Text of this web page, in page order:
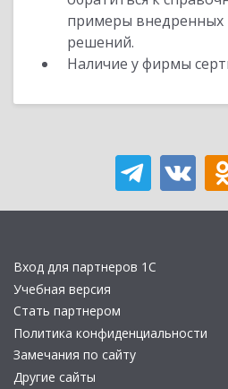
примеры внедренных
решений.
Наличие у фирмы
Вход для партнеров 1С
Учебная версия
Стать партнером
Политика конфиденциальности
Замечания по сайту
Другие сайты